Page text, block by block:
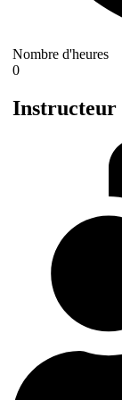
Nombre d'heures
0
Instructeur